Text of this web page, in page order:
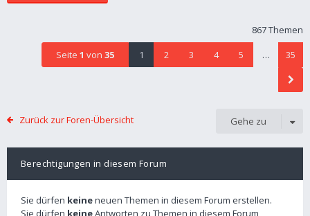
867 Themen
Seite 1 von 35 1 2 3 4 5 … 35
Zurück zur Foren-Übersicht Gehe zu
Berechtigungen in diesem Forum
Sie dürfen keineneuen Themen in diesem Forum erstellen.
Sie dürfen keineAntworten zu Themen in diesem Forum